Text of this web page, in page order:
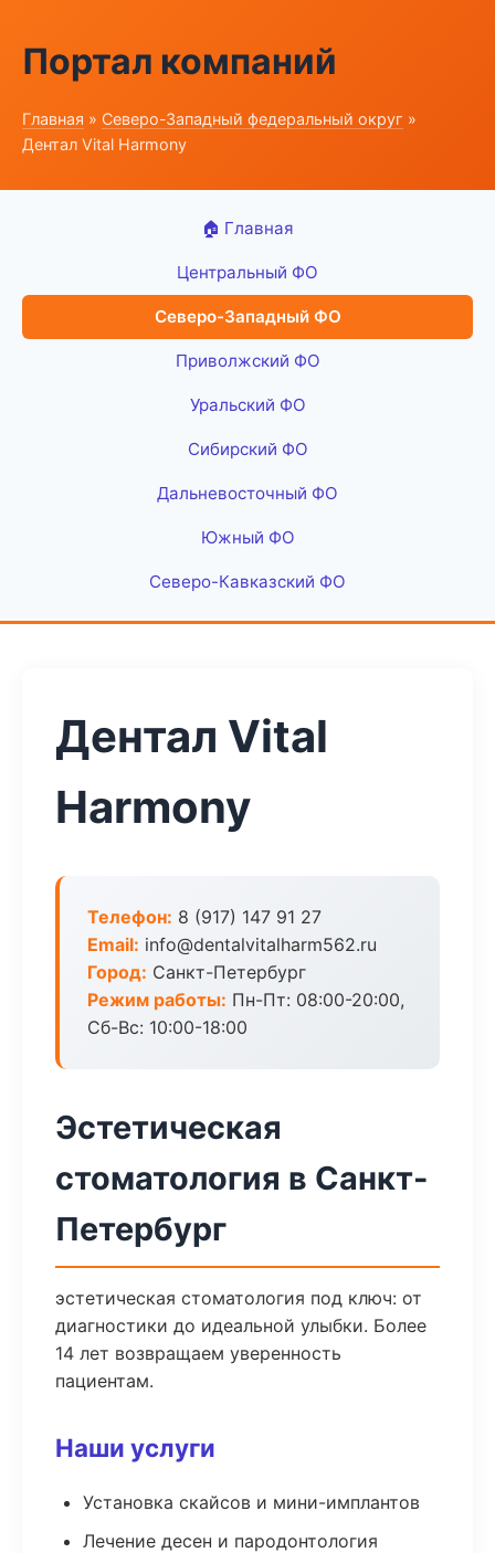
Портал компаний
Главная » Северо-Западный федеральный округ »
Дентал Vital Harmony
🏠 Главная
Центральный ФО
Северо-Западный ФО
Приволжский ФО
Уральский ФО
Сибирский ФО
Дальневосточный ФО
Южный ФО
Северо-Кавказский ФО
Дентал Vital
Harmony
Телефон: 8 (917) 147 91 27
Email: info@dentalvitalharm562.ru
Город: Санкт-Петербург
Режим работы: Пн-Пт: 08:00-20:00,
Сб-Вс: 10:00-18:00
Эстетическая
стоматология в Санкт-
Петербург
эстетическая стоматология под ключ: от
диагностики до идеальной улыбки. Более
14 лет возвращаем уверенность
пациентам.
Наши услуги
Установка скайсов и мини-имплантов
Лечение десен и пародонтология